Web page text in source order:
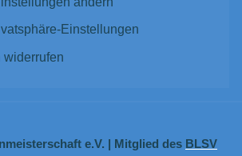
Einstellungen
widerrufen
e.V. | Mitglied des BLSV